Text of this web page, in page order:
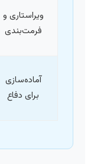
ویراستاری و
فرمت‌بندی
آماده‌سازی
برای دفاع